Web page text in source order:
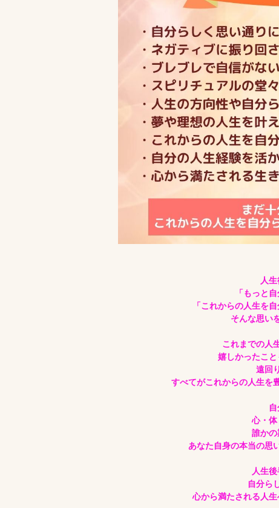
人
「もっと
「これからの人生を
そんな思い
これまでの人
嬉しかったこと
遠回
すべてがこれからの人生を
自
心・体
誰かの
あなた自身の本当の思
人生後
自分ら
心から満たされる人生